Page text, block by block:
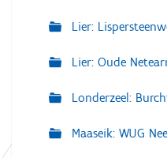
Lier:
Lier: Oude
Londerzeel:
Maaseik: WUG